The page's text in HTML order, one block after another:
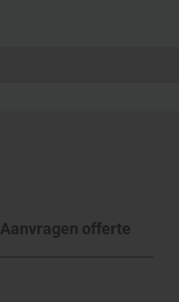
Aanvragen offerte